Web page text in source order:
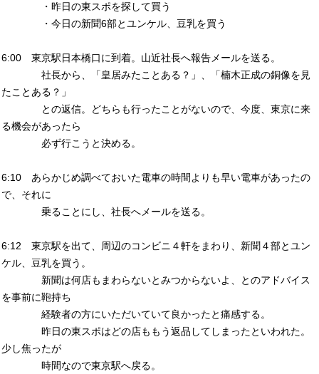
・昨日の東スポを探して買う
・今日の新聞6部とユンケル、豆乳を買う
6:00 東京駅日本橋口に到着。山近社長へ報告メールを送る。
社長から、「皇居みたことある？」、「楠木正成の銅像を見
たことある？」
との返信。どちらも行ったことがないので、今度、東京に来
る機会があったら
必ず行こうと決める。
6:10 あらかじめ調べておいた電車の時間よりも早い電車があったの
で、それに
乗ることにし、社長へメールを送る。
6:12 東京駅を出て、周辺のコンビニ４軒をまわり、新聞４部とユン
ケル、豆乳を買う。
新聞は何店もまわらないとみつからないよ、とのアドバイス
を事前に鞄持ち
経験者の方にいただいていて良かったと痛感する。
昨日の東スポはどの店ももう返品してしまったといわれた。
少し焦ったが
時間なので東京駅へ戻る。